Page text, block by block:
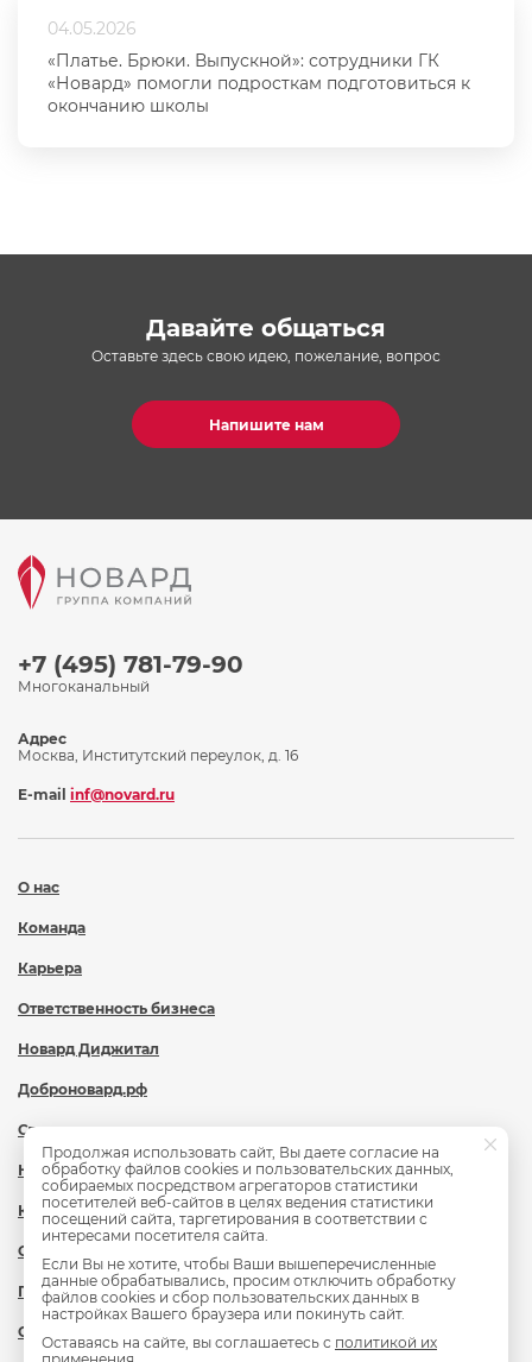
04.05.2026
«Платье. Брюки. Выпускной»: сотрудники ГК
«Новард» помогли подросткам подготовиться к
окончанию школы
Давайте общаться
Оставьте здесь свою идею, пожелание, вопрос
Напишите нам
+7 (495) 781-79-90
Многоканальный
О нас
Команда
Карьера
Ответственность бизнеса
Новард Диджитал
Доброновард.рф
Статьи
Новости
Контакты
Охрана труда
Политика обработки персональных данных
Сведения об образовательной организации
Адрес
Москва, Институтский переулок, д. 16
E-mail inf@novard.ru
Продолжая использовать сайт, Вы даете согласие на
обработку файлов cookies и пользовательских данных,
собираемых посредством агрегаторов статистики
посетителей веб-сайтов в целях ведения статистики
посещений сайта, таргетирования в соответствии с
интересами посетителя сайта.
Если Вы не хотите, чтобы Ваши вышеперечисленные
данные обрабатывались, просим отключить обработку
файлов cookies и сбор пользовательских данных в
настройках Вашего браузера или покинуть сайт.
Оставаясь на сайте, вы соглашаетесь с политикой их